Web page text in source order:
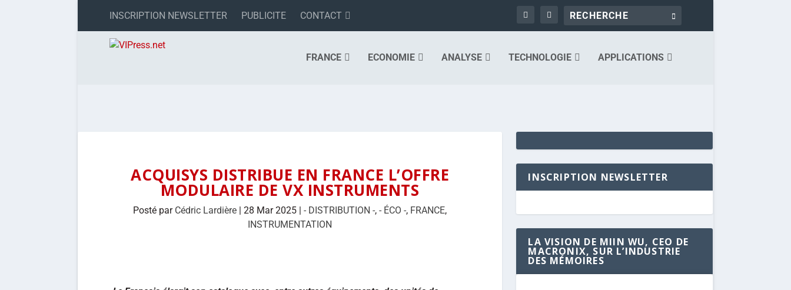
INSCRIPTION NEWSLETTER PUBLICITE CONTACT
FRANCE ECONOMIE ANALYSE TECHNOLOGIE APPLICATIONS
ACQUISYS DISTRIBUE EN FRANCE L’OFFRE
MODULAIRE DE VX INSTRUMENTS
Posté par Cédric Lardière |28 Mar 2025 |- DISTRIBUTION -,- ÉCO -, FRANCE,
INSTRUMENTATION
INSCRIPTION NEWSLETTER
LA VISION DE MIIN WU, CEO DE
MACRONIX, SUR L’INDUSTRIE
DES MÉMOIRES